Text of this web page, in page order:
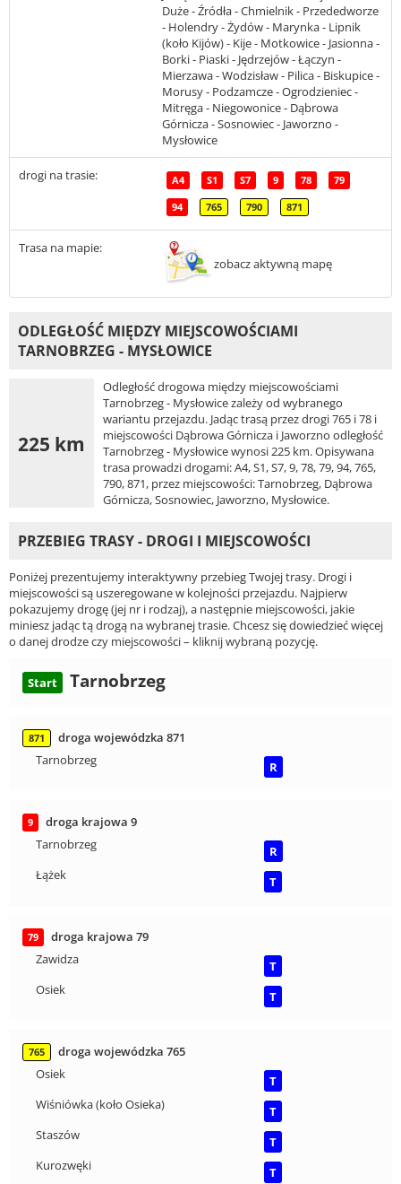
Duże - Źródła - Chmielnik - Przededworze
- Holendry - Żydów - Marynka - Lipnik
(koło Kijów) - Kije - Motkowice - Jasionna -
Borki - Piaski - Jędrzejów - Łączyn -
Mierzawa - Wodzisław - Pilica - Biskupice -
Morusy - Podzamcze - Ogrodzieniec -
Mitręga - Niegowonice - Dąbrowa
Górnicza - Sosnowiec - Jaworzno -
Mysłowice
drogi na trasie: A4 S1 S7 9 78 79
94 765 790 871
Trasa na mapie:
zobacz aktywną mapę
ODLEGŁOŚĆ MIĘDZY MIEJSCOWOŚCIAMI
TARNOBRZEG - MYSŁOWICE
225 km
Odległość drogowa między miejscowościami
Tarnobrzeg - Mysłowice zależy od wybranego
wariantu przejazdu. Jadąc trasą przez drogi 765 i 78 i
miejscowości Dąbrowa Górnicza i Jaworzno odległość
Tarnobrzeg - Mysłowice wynosi 225 km. Opisywana
trasa prowadzi drogami: A4, S1, S7, 9, 78, 79, 94, 765,
790, 871, przez miejscowości: Tarnobrzeg, Dąbrowa
Górnicza, Sosnowiec, Jaworzno, Mysłowice.
PRZEBIEG TRASY - DROGI I MIEJSCOWOŚCI
Poniżej prezentujemy interaktywny przebieg Twojej trasy. Drogi i
miejscowości są uszeregowane w kolejności przejazdu. Najpierw
pokazujemy drogę (jej nr i rodzaj), a następnie miejscowości, jakie
miniesz jadąc tą drogą na wybranej trasie. Chcesz się dowiedzieć więcej
o danej drodze czy miejscowości – kliknij wybraną pozycję.
Start Tarnobrzeg
871
droga wojewódzka 871
Tarnobrzeg
R
9
droga krajowa 9
Tarnobrzeg
R
Łążek
T
79
droga krajowa 79
Zawidza
T
Osiek
T
765
droga wojewódzka 765
Osiek
T
Wiśniówka (koło Osieka)
T
Staszów
T
Kurozwęki
T